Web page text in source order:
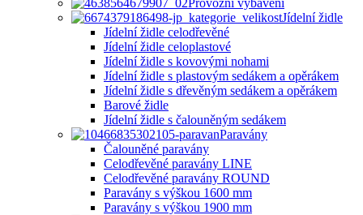
Provozní vybavení
Jídelní židle
Jídelní židle celodřevěné
Jídelní židle celoplastové
Jídelní židle s kovovými nohami
Jídelní židle s plastovým sedákem a opěrákem
Jídelní židle s dřevěným sedákem a opěrákem
Barové židle
Jídelní židle s čalouněným sedákem
Paravány
Čalouněné paravány
Celodřevěné paravány LINE
Celodřevěné paravány ROUND
Paravány s výškou 1600 mm
Paravány s výškou 1900 mm